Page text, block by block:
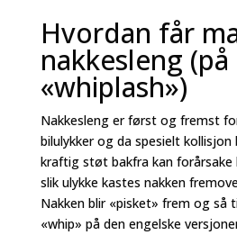
Hvordan får
nakkesleng
«whiplash»)
Nakkesleng er først og fremst
bilulykker og da spesielt kollisjon
kraftig støt bakfra kan forårsake
slik ulykke kastes nakken
Nakken blir «pisket» frem og så
«whip» på den engelske